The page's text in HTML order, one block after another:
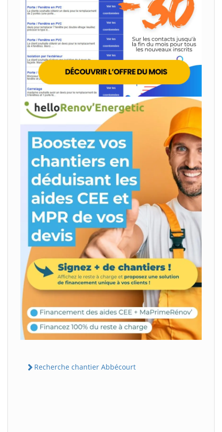
Recherche chantier Abbécourt